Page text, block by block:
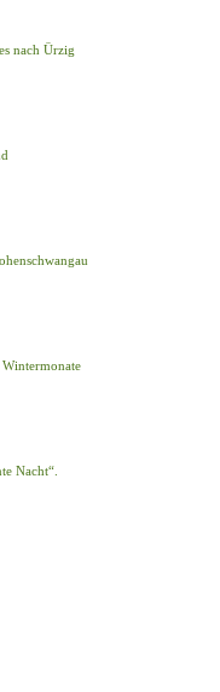
nach Ürzig
Nacht“.